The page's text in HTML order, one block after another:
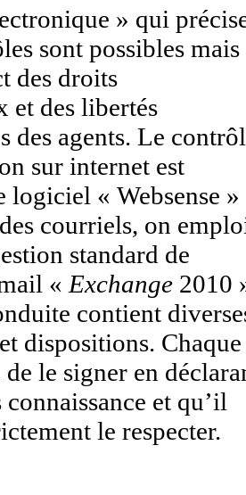
» qui
sont possibles mais
des droits
et des libertés
des agents. Le
sur internet est
logiciel « Websense »
courriels, on
standard de
« Exchange 2010
contient
dispositions. Chaque
de le signer en
et qu’il
le respecter.